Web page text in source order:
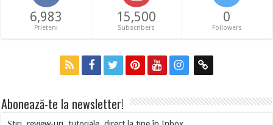
6,983
Prieteni
15,500
Subscribers
0
Followers
Abonează-te la newsletter!